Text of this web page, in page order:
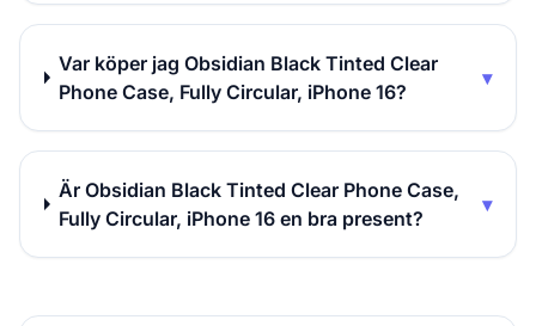
Var köper jag Obsidian Black Tinted Clear
Phone Case, Fully Circular, iPhone 16?
▾
Är Obsidian Black Tinted Clear Phone Case,
Fully Circular, iPhone 16 en bra present?
▾